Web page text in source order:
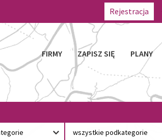
Rejestracja
FIRMY ZAPISZ SIĘ PLANY